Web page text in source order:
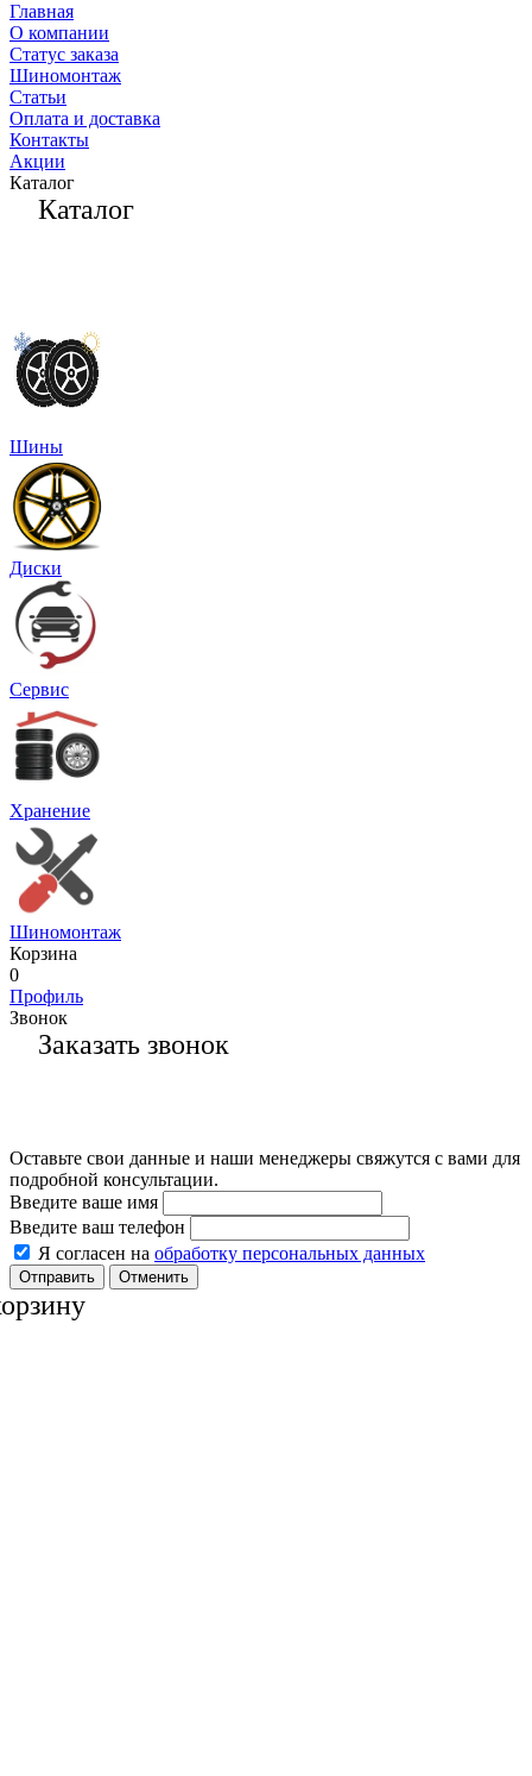
Главная
О компании
Статус заказа
Шиномонтаж
Статьи
Оплата и доставка
Контакты
Акции
Каталог
Каталог
Шины
Диски
Сервис
Хранение
Шиномонтаж
Корзина
0
Профиль
Звонок
Заказать звонок
Оставьте свои данные и наши менеджеры свяжутся с вами для
подробной консультации.
Введите ваше имя
Введите ваш телефон
Я согласен на обработку персональных данных
Отменить